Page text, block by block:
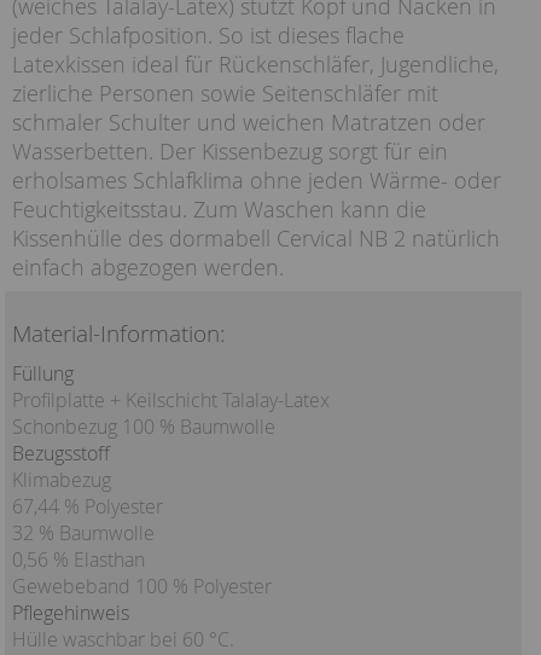
(weiches Talalay-Latex) stützt Kopf und Nacken in
jeder Schlafposition. So ist dieses flache
Latexkissen ideal für Rückenschläfer, Jugendliche,
zierliche Personen sowie Seitenschläfer mit
schmaler Schulter und weichen Matratzen oder
Wasserbetten. Der Kissenbezug sorgt für ein
erholsames Schlafklima ohne jeden Wärme- oder
Feuchtigkeitsstau. Zum Waschen kann die
Kissenhülle des dormabell Cervical NB 2 natürlich
einfach abgezogen werden.
Material-Information:
Füllung
Profilplatte + Keilschicht Talalay-Latex
Schonbezug 100 % Baumwolle
Bezugsstoff
Klimabezug
67,44 % Polyester
32 % Baumwolle
0,56 % Elasthan
Gewebeband 100 % Polyester
Pflegehinweis
Hülle waschbar bei 60 °C.